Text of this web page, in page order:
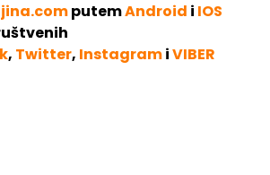
putemAndroid i IOS
, Twitter, InstagramiVIBER